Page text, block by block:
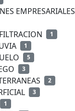
EMPRESARIALES
1
1
5
3
2
3
1